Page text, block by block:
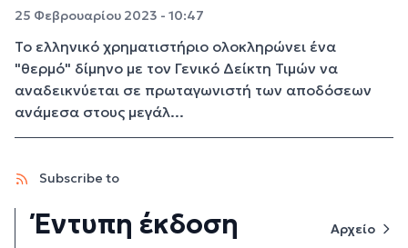
25 Φεβρουαρίου 2023 - 10:47
Το ελληνικό χρηματιστήριο ολοκληρώνει ένα
"θερμό" δίμηνο με τον Γενικό Δείκτη Τιμών να
αναδεικνύεται σε πρωταγωνιστή των αποδόσεων
ανάμεσα στους μεγάλ...
Subscribe to
Έντυπη έκδοση Αρχείο